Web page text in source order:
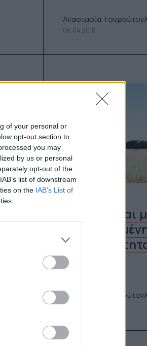
of your personal or
opt-out section to
you may
by us or personal
opt-out of the
list of downstream
on the IAB’s List of
Αναστασία
06.04.2015
Ονειρεύεσαι
τα
Happy you.
Αναστασία
01.04.2015